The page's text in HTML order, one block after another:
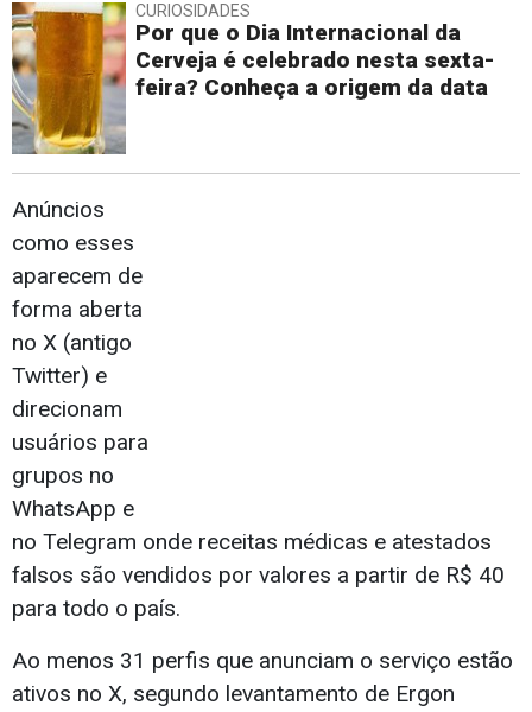
CURIOSIDADES
Por que o Dia Internacional da
Cerveja é celebrado nesta sexta-
feira? Conheça a origem da data
Anúncios
como esses
aparecem de
forma aberta
no X (antigo
Twitter) e
direcionam
usuários para
grupos no
WhatsApp e
no Telegram onde receitas médicas e atestados
falsos são vendidos por valores a partir de R$ 40
para todo o país.
Ao menos 31 perfis que anunciam o serviço estão
ativos no X, segundo levantamento de Ergon